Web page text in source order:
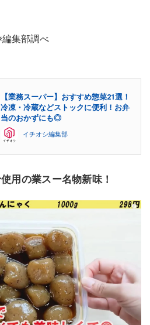
集部調べ
【業務スーパー】おすすめ惣菜21選！
冷凍・冷蔵などストックに便利！お弁
当のおかずにも◎
イチオシ編集部
用の業スー名物新味！